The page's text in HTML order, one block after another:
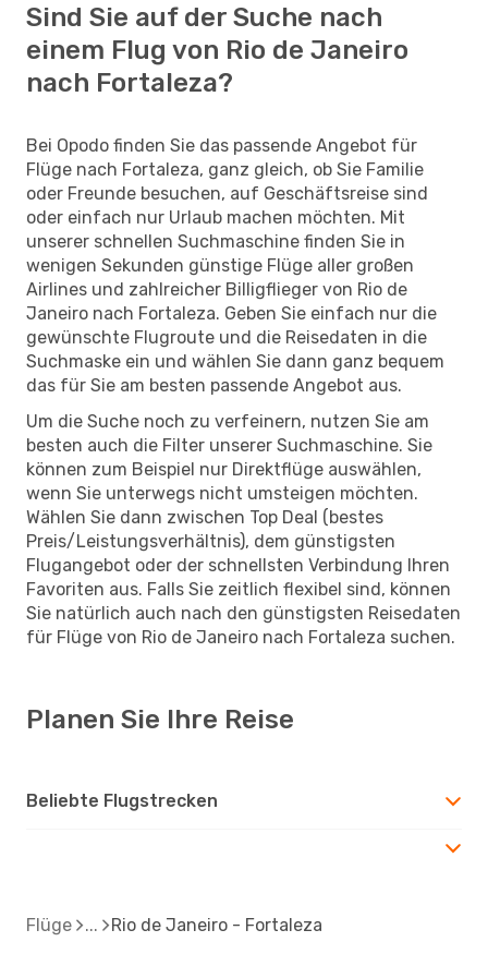
Sind Sie auf der Suche nach
einem Flug von Rio de Janeiro
nach Fortaleza?
Bei Opodo finden Sie das passende Angebot für
Flüge nach Fortaleza, ganz gleich, ob Sie Familie
oder Freunde besuchen, auf Geschäftsreise sind
oder einfach nur Urlaub machen möchten. Mit
unserer schnellen Suchmaschine finden Sie in
wenigen Sekunden günstige Flüge aller großen
Airlines und zahlreicher Billigflieger von Rio de
Janeiro nach Fortaleza. Geben Sie einfach nur die
gewünschte Flugroute und die Reisedaten in die
Suchmaske ein und wählen Sie dann ganz bequem
das für Sie am besten passende Angebot aus.
Um die Suche noch zu verfeinern, nutzen Sie am
besten auch die Filter unserer Suchmaschine. Sie
können zum Beispiel nur Direktflüge auswählen,
wenn Sie unterwegs nicht umsteigen möchten.
Wählen Sie dann zwischen Top Deal (bestes
Preis/Leistungsverhältnis), dem günstigsten
Flugangebot oder der schnellsten Verbindung Ihren
Favoriten aus. Falls Sie zeitlich flexibel sind, können
Sie natürlich auch nach den günstigsten Reisedaten
für Flüge von Rio de Janeiro nach Fortaleza suchen.
Planen Sie Ihre Reise
Beliebte Flugstrecken
Flüge Rio de Janeiro - Fortaleza